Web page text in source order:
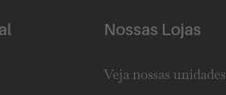
Nossas Lojas
Veja nossas unidades